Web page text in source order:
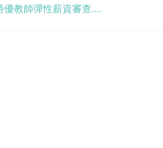
優教師彈性薪資審查....